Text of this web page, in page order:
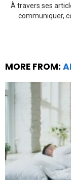
À travers ses
communiquer,
MORE FROM: